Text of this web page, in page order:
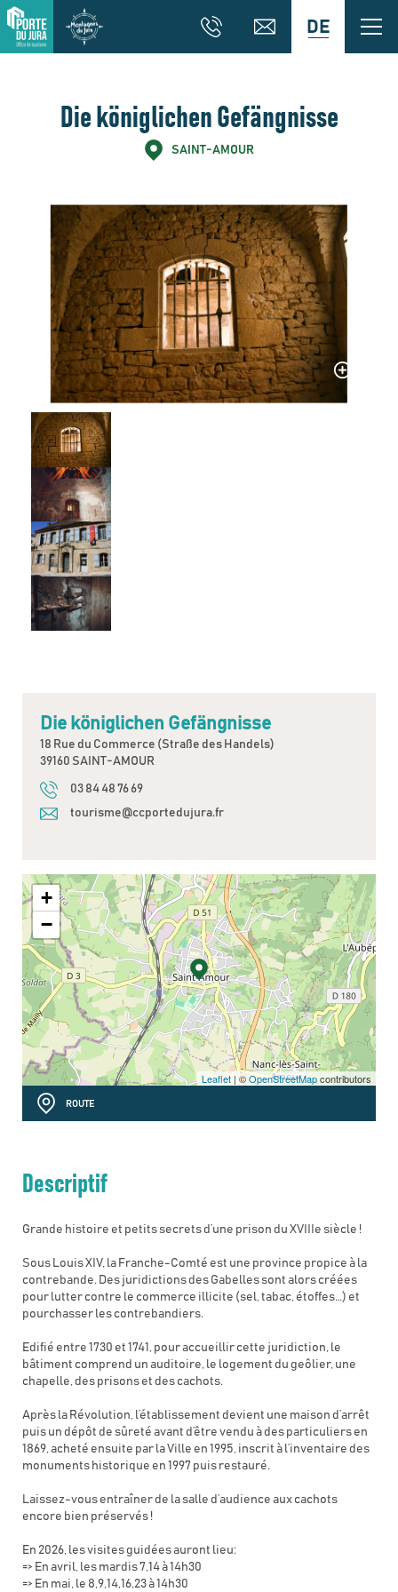
DE
Die königlichen Gefängnisse
SAINT-AMOUR
Die königlichen Gefängnisse
18 Rue du Commerce (Straße des Handels)
39160 SAINT-AMOUR
03 84 48 76 69
tourisme@ccportedujura.fr
+
−
Leaflet | ©OpenStreetMapcontributors
ROUTE
Descriptif
Grande histoire et petits secrets d’une prison du XVIIIe siècle !
Sous Louis XIV, la Franche-Comté est une province propice à la
contrebande. Des juridictions des Gabelles sont alors créées
pour lutter contre le commerce illicite (sel, tabac, étoffes…) et
pourchasser les contrebandiers.
Edifié entre 1730 et 1741, pour accueillir cette juridiction, le
bâtiment comprend un auditoire, le logement du geôlier, une
chapelle, des prisons et des cachots.
Après la Révolution, l’établissement devient une maison d’arrêt
puis un dépôt de sûreté avant d’être vendu à des particuliers en
1869, acheté ensuite par la Ville en 1995, inscrit à l’inventaire des
monuments historique en 1997 puis restauré.
Laissez-vous entraîner de la salle d’audience aux cachots
encore bien préservés !
En 2026, les visites guidées auront lieu:
=> En avril, les mardis 7,14 à 14h30
=> En mai, le 8,9,14,16,23 à 14h30